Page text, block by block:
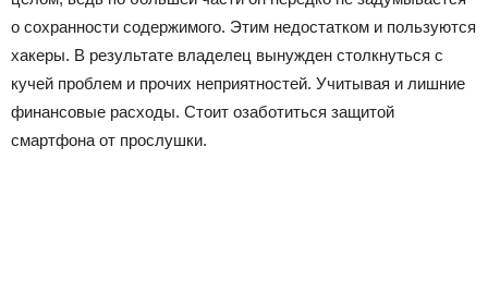
о сохранности содержимого. Этим недостатком и пользуются
хакеры. В результате владелец вынужден столкнуться с
кучей проблем и прочих неприятностей. Учитывая и лишние
финансовые расходы. Стоит озаботиться защитой
смартфона от прослушки.